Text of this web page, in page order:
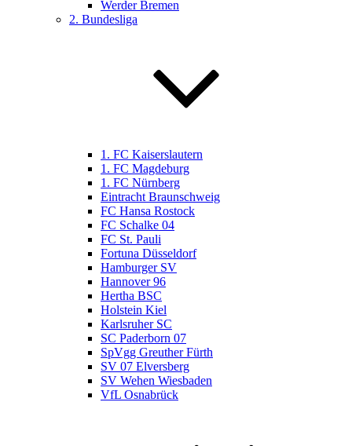
Werder Bremen
2. Bundesliga
1. FC Kaiserslautern
1. FC Magdeburg
1. FC Nürnberg
Eintracht Braunschweig
FC Hansa Rostock
FC Schalke 04
FC St. Pauli
Fortuna Düsseldorf
Hamburger SV
Hannover 96
Hertha BSC
Holstein Kiel
Karlsruher SC
SC Paderborn 07
SpVgg Greuther Fürth
SV 07 Elversberg
SV Wehen Wiesbaden
VfL Osnabrück